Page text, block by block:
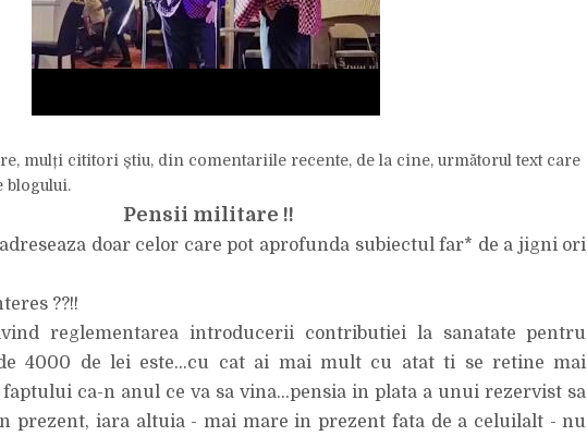
mulți cititori știu, din comentariile recente, de la cine, următorul text care
blogului.
Pensii militare !!
doar celor care pot aprofunda subiectul far* de a jigni ori
??!!
reglementarea introducerii contributiei la sanatate pentru
4000 de lei este...cu cat ai mai mult cu atat ti se retine mai
ca-n anul ce va sa vina...pensia in plata a unui rezervist sa
prezent, iara altuia - mai mare in prezent fata de a celuilalt - nu